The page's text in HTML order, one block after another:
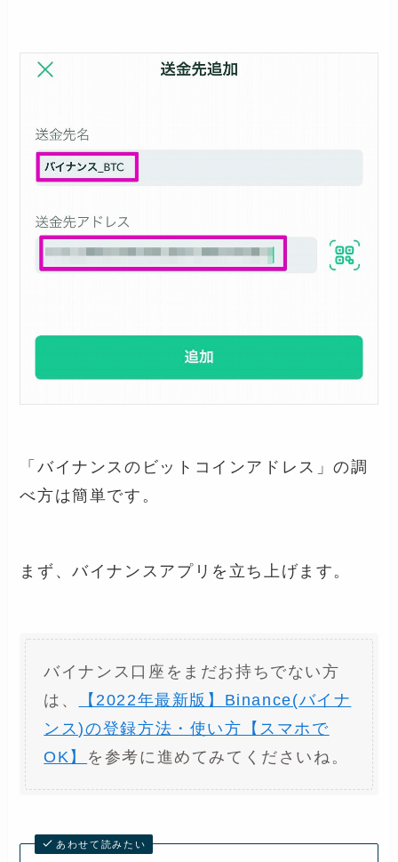
「バイナンスのビットコインアドレス」の調
べ方は簡単です。
まず、バイナンスアプリを立ち上げます。
バイナンス口座をまだお持ちでない方
は、
【2022年最新版】Binance(バイナ
ンス)の登録方法・使い方【スマホで
OK】 を参考に進めてみてくださいね。
あわせて読みたい